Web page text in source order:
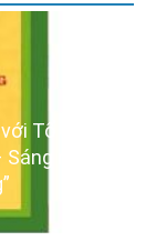
Đại hội